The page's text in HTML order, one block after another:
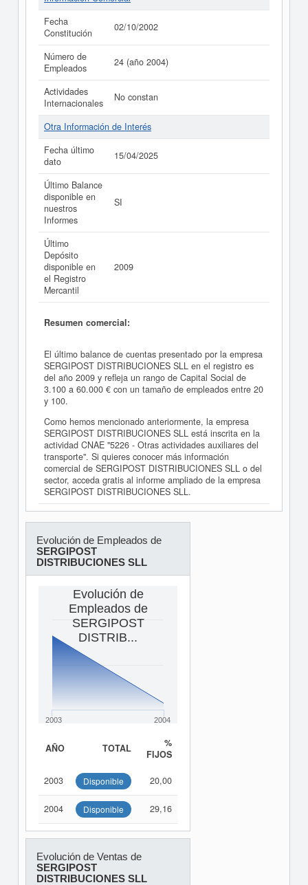
Fecha
Constitución
02/10/2002
Número de
Empleados
24 (año 2004)
Actividades
Internacionales
No constan
Otra Información de Interés
Fecha último
dato
15/04/2025
Último Balance
disponible en
nuestros
Informes
SI
Último
Depósito
disponible en
el Registro
Mercantil
2009
Resumen comercial:
El último balance de cuentas presentado por la empresa
SERGIPOST DISTRIBUCIONES SLL en el registro es
del año 2009 y refleja un rango de Capital Social de
3.100 a 60.000 € con un tamaño de empleados entre 20
y 100.
Como hemos mencionado anteriormente, la empresa
SERGIPOST DISTRIBUCIONES SLL está inscrita en la
actividad CNAE "5226 - Otras actividades auxiliares del
transporte". Si quieres conocer más información
comercial de SERGIPOST DISTRIBUCIONES SLL o del
sector, acceda gratis al informe ampliado de la empresa
SERGIPOST DISTRIBUCIONES SLL.
Evolución de Empleados de
SERGIPOST
DISTRIBUCIONES SLL
Evolución de
Empleados de
SERGIPOST
DISTRIB...
2003 2004
AÑO TOTAL
%
FIJOS
2003 Disponible 20,00
2004 Disponible 29,16
Evolución de Ventas de
SERGIPOST
DISTRIBUCIONES SLL